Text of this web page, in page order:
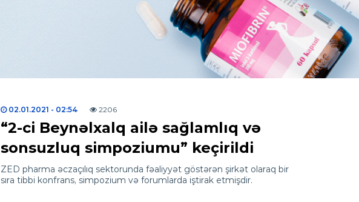
02.01.2021 - 02:54 2206
“2-ci Beynəlxalq ailə sağlamlıq və
sonsuzluq simpoziumu” keçirildi
ZED pharma əczaçılıq sektorunda fəaliyyət göstərən şirkət olaraq bir
sıra tibbi konfrans, simpozium və forumlarda iştirak etmişdir.